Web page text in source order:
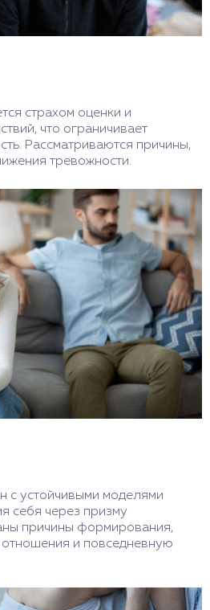
страхом оценки и
что ограничивает
Рассматриваются причины,
тревожности.
с устойчивыми моделями
себя через призму
причины формирования,
и повседневную